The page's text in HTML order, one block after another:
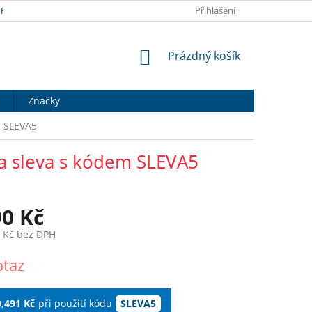
OSOBNÍCH ÚDAJŮ DOPRAVA A PLATBAPřihlášení
NÁKUPNÍ
Prázdný košík
Značky
sleva s kódem SLEVA5
Kč
bez DPH
Kč při použití kódu SLEVA5